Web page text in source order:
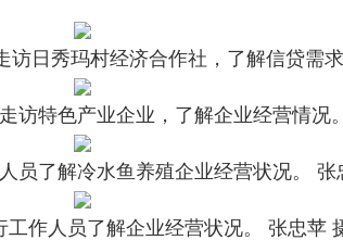
访日秀玛村经济合作社，了解信贷需
访特色产业企业，了解企业经营情况
员了解冷水鱼养殖企业经营状况。 张
工作人员了解企业经营状况。 张忠苹